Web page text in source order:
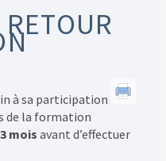
à sa participation
de la formation
3 mois avant d’effectuer